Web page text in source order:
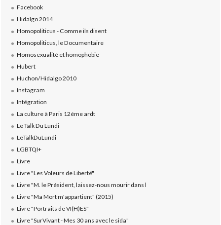
Facebook
Hidalgo 2014
Homopoliticus - Comme ils disent
Homopoliticus, le Documentaire
Homosexualité et homophobie
Hubert
Huchon/Hidalgo 2010
Instagram
Intégration
La culture à Paris 12éme ardt
Le Talk Du Lundi
LeTalkDuLundi
LGBTQI+
Livre
Livre "Les Voleurs de Liberté"
Livre "M. le Président, laissez-nous mourir dans l
Livre "Ma Mort m'appartient" (2015)
Livre "Portraits de VI(H)ES"
Livre "SurVivant - Mes 30 ans avec le sida"